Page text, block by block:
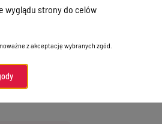
w Powiecie
wyglądu strony do celów
z akceptację wybranych zgód.